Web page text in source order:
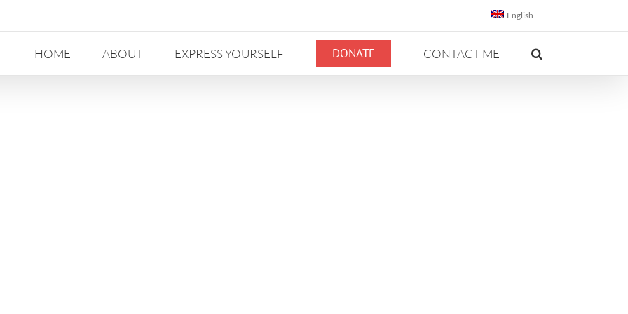
English
HOME ABOUT EXPRESS YOURSELF DONATE CONTACT ME